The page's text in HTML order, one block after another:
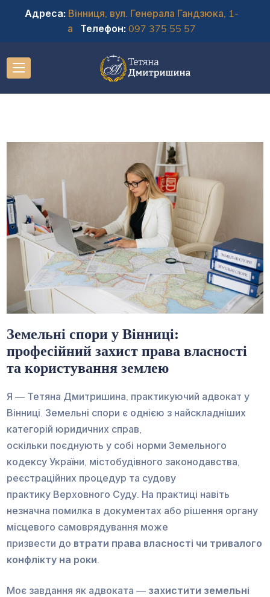
Адреса: Вінниця, вул. Генерала Гандзюка, 1-
а
Телефон: 097 375 55 57
Земельні спори у Вінниці:
професійний захист права власності
та користування землею
Я — Тетяна Дмитришина, практикуючий адвокат у
Вінниці. Земельні спори є однією з найскладніших
категорій юридичних справ,
оскільки поєднують у собі норми Земельного
кодексу України, містобудівного законодавства,
реєстраційних процедур та судову
практику Верховного Суду. На практиці навіть
незначна помилка в документах або рішення органу
місцевого самоврядування може
призвести до втрати права власності чи тривалого
конфлікту на роки
Моє завдання як адвоката — захистити земельні